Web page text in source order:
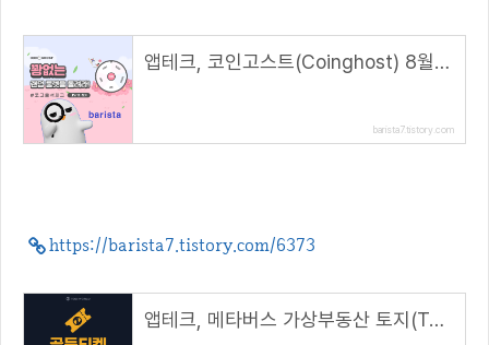
앱테크, 코인고스트(Coinghost) 8월 꽝없는 랜덤룰렛, 최대 100GST ( 추천코드 : barista )
barista7.tistory.com
https://barista7.tistory.com/6373
앱테크, 메타버스 가상부동산 토지(TOZI) 골든티켓 지급 이벤트( 추천코드 : CI9Xul )